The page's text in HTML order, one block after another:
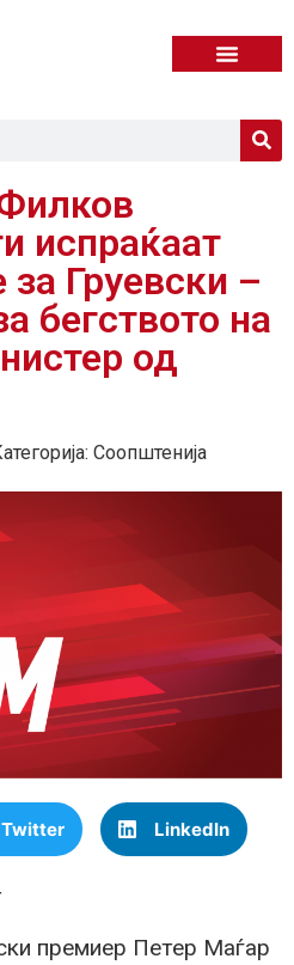
испраќаат
Груевски –
бегството на
од
Соопштенија
Twitter LinkedIn
премиер Петер Маѓар